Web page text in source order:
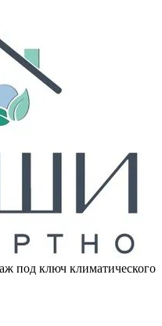
под ключ климатического